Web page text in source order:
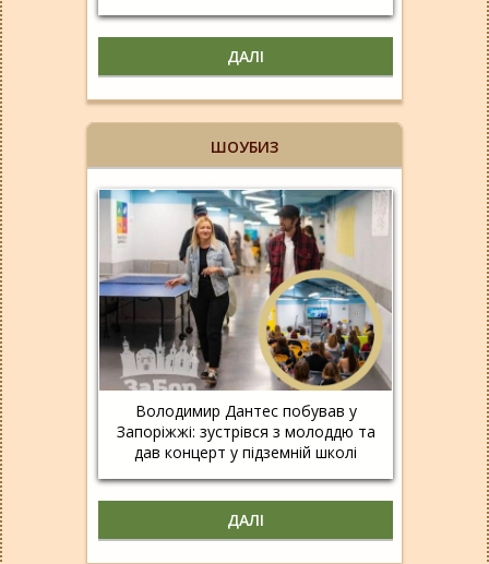
ДАЛІ
ШОУБИЗ
Володимир Дантес побував у
Запоріжжі: зустрівся з молоддю та
дав концерт у підземній школі
ДАЛІ